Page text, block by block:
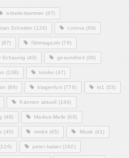
arbeiterkammer (47)
Scheider (124) corona (69)
(87) filmmagazin (76)
Schaunig (43) gesundheit(36)
(138) kinder (47)
(69) klagenfurt(776) kt1 (53)
Kärnten aktuell (144)
(49) Markus Malle (68)
(40) mmkk(45) Musik (41)
peter kaiser(162)